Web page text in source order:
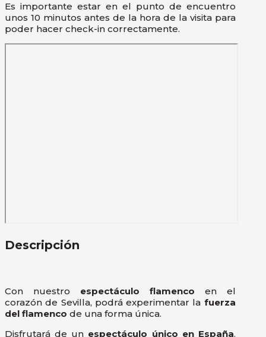
Es importante estar en el punto de encuentro
unos 10 minutos antes de la hora de la visita para
poder hacer check-in correctamente.
Descripción
Con nuestro espectáculo flamenco en el
corazón de Sevilla, podrá experimentar la fuerza
del flamenco de una forma única.
Disfrutará de un espectáculo único en España.